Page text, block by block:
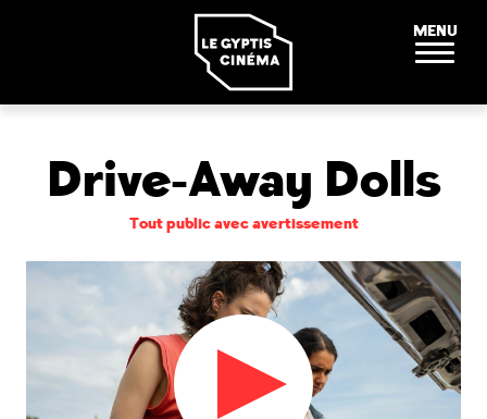
MENU
Drive-Away Dolls
Tout public avec avertissement
Panneau de gestion des cookies